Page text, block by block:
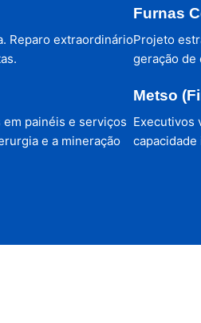
Reparo extraordinário
Furnas
Projeto
geração de
painéis e serviços
e a mineração
Metso
Executivos
capacidade